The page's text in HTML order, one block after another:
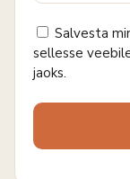
Salvesta
sellesse
jaoks.